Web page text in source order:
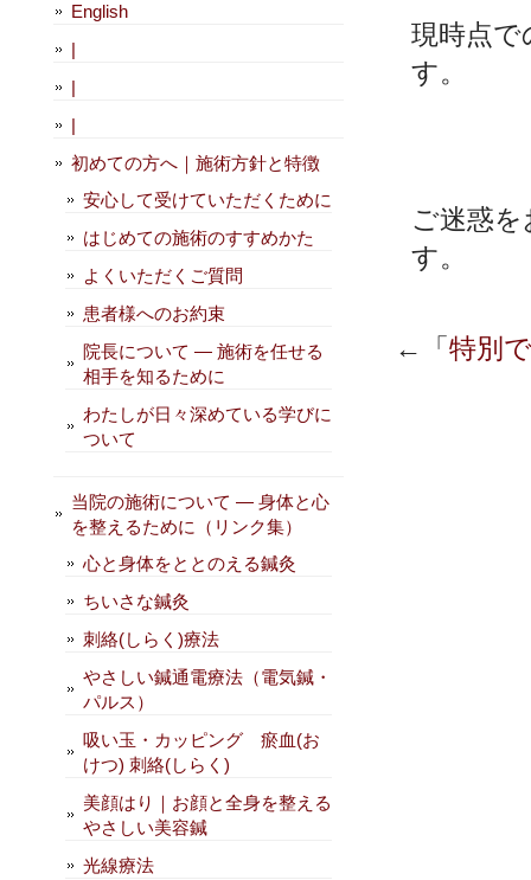
現時点で
す。
ご迷惑
す。
←「特別
English
|
|
|
初めての方へ｜施術方針と特徴
安心して受けていただくために
はじめての施術のすすめかた
よくいただくご質問
患者様へのお約束
院長について — 施術を任せる
相手を知るために
わたしが日々深めている学びに
ついて
当院の施術について — 身体と心
を整えるために（リンク集）
心と身体をととのえる鍼灸
ちいさな鍼灸
刺絡(しらく)療法
やさしい鍼通電療法（電気鍼・
パルス）
吸い玉・カッピング 瘀血(お
けつ) 刺絡(しらく)
美顔はり｜お顔と全身を整える
やさしい美容鍼
光線療法